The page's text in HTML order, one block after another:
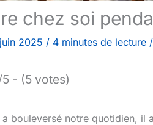
chez soi
2025 / 4 minutes de lecture /
- (5 votes)
bouleversé notre quotidien,